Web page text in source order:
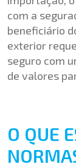
com a
beneficiário
exterior
seguro com
de valores
O QUE